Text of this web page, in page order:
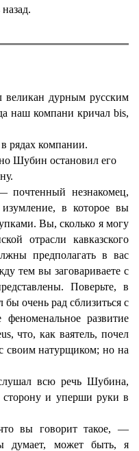
дурным русским
наш компани кричал bis,
рядах компании.
Шубин остановил его
незнакомец,
в которое вы
Вы, сколько я могу
отрасли кавказского
предполагать в вас
тем вы заговариваете с
Поверьте, в
бы очень рад сблизиться с
развитие
что, как ваятель, почел
своим натурщиком; но на
всю речь Шубина,
сторону и уперши руки в
вы говорит такое, —
может быть, я